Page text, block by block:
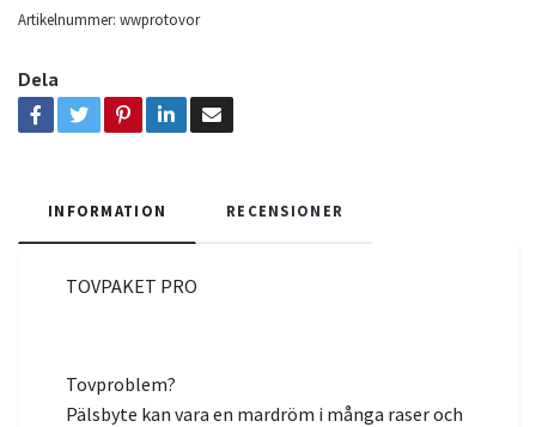
Artikelnummer: wwprotovor
Dela
INFORMATION RECENSIONER
TOVPAKET PRO
Tovproblem?
Pälsbyte kan vara en mardröm i många raser och